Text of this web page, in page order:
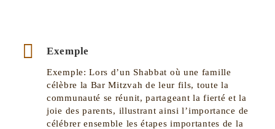
Exemple
Exemple: Lors d’un Shabbat où une famille
célèbre la Bar Mitzvah de leur fils, toute la
communauté se réunit, partageant la fierté et la
joie des parents, illustrant ainsi l’importance de
célébrer ensemble les étapes importantes de la